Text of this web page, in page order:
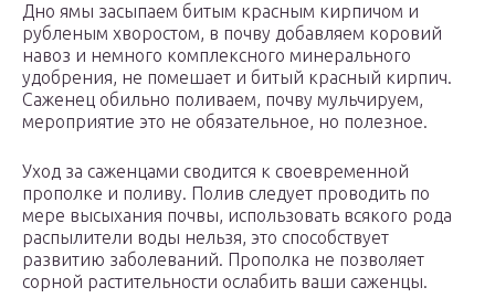
Дно ямы засыпаем битым красным кирпичом и
рубленым хворостом, в почву добавляем коровий
навоз и немного комплексного минерального
удобрения, не помешает и битый красный кирпич.
Саженец обильно поливаем, почву мульчируем,
мероприятие это не обязательное, но полезное.
Уход за саженцами сводится к своевременной
прополке и поливу. Полив следует проводить по
мере высыхания почвы, использовать всякого рода
распылители воды нельзя, это способствует
развитию заболеваний. Прополка не позволяет
сорной растительности ослабить ваши саженцы.